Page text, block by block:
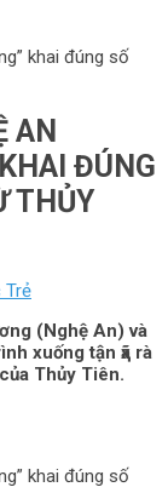
khai đúng số
AN
ĐÚNG
THỦY
Trẻ
(Nghệ An) và
xuống tận ҳã rà
Thủy Tiên.
khai đúng số